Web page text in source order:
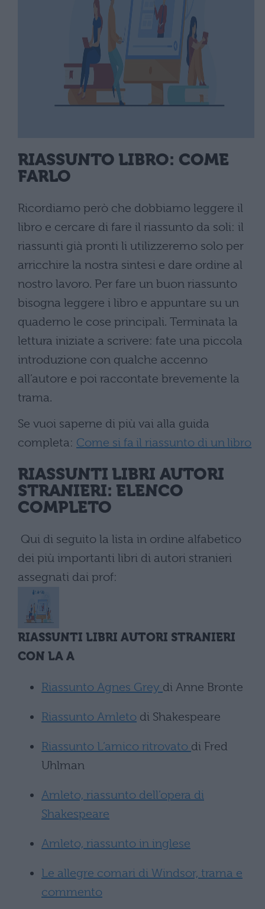
RIASSUNTO LIBRO: COME
FARLO
Ricordiamo però che dobbiamo leggere il
libro e cercare di fare il riassunto da soli: il
riassunti già pronti li utilizzeremo solo per
arricchire la nostra sintesi e dare ordine al
nostro lavoro. Per fare un buon riassunto
bisogna leggere i libro e appuntare su un
quaderno le cose principali. Terminata la
lettura iniziate a scrivere: fate una piccola
introduzione con qualche accenno
all’autore e poi raccontate brevemente la
trama.
Se vuoi saperne di più vai alla guida
completa: Come si fa il riassunto di un libro
RIASSUNTI LIBRI AUTORI
STRANIERI: ELENCO
COMPLETO
Qui di seguito la lista in ordine alfabetico
dei più importanti libri di autori stranieri
assegnati dai prof:
RIASSUNTI LIBRI AUTORI STRANIERI
CON LA A
Riassunto Agnes Grey di Anne Bronte
Riassunto Amleto di Shakespeare
Riassunto L’amico ritrovato di Fred
Uhlman
Amleto, riassunto dell’opera di
Shakespeare
Amleto, riassunto in inglese
Le allegre comari di Windsor, trama e
commento